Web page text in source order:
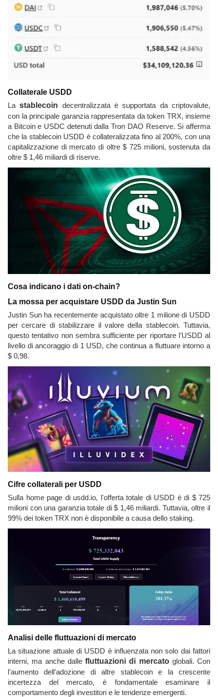
Collaterale USDD
Lastablecoin decentralizzata è supportata da criptovalute,
con la principale garanzia rappresentata da token TRX, insieme
a Bitcoin e USDC detenuti dalla Tron DAO Reserve. Si afferma
che la stablecoin USDD è collateralizzata fino al 200%, con una
capitalizzazione di mercato di oltre $ 725 milioni, sostenuta da
oltre $ 1,46 miliardi di riserve.
Cosa indicano i dati on-chain?
La mossa per acquistare USDD da Justin Sun
Justin Sun ha recentemente acquistato oltre 1 milione di USDD
per cercare di stabilizzare il valore della stablecoin. Tuttavia,
questo tentativo non sembra sufficiente per riportare l'USDD al
livello di ancoraggio di 1 USD, che continua a fluttuare intorno a
$ 0,98.
Cifre collaterali per USDD
Sulla home page di usdd.io, l'offerta totale di USDD è di $ 725
milioni con una garanzia totale di $ 1,46 miliardi. Tuttavia, oltre il
99% dei token TRX non è disponibile a causa dello staking.
Analisi delle fluttuazioni di mercato
La situazione attuale di USDD è influenzata non solo dai fattori
interni, ma anche dalle fluttuazioni di mercatoglobali. Con
l'aumento dell'adozione di altre stablecoin e la crescente
incertezza del mercato, è fondamentale esaminare il
comportamento degli investitori e le tendenze emergenti.